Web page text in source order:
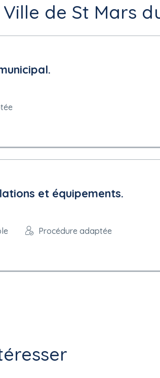
de St Mars
et équipements.
Procédure adaptée